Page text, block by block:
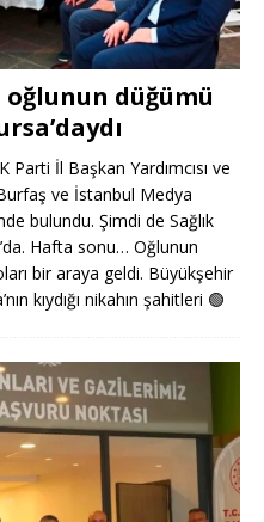
oğlunun düğümü
İl Başkan Yardımcısı ve
ve İstanbul Medya
bulundu. Şimdi de Sağlık
Hafta sonu… Oğlunun
bir araya geldi. Büyükşehir
kıydığı nikahın şahitleri 🟢